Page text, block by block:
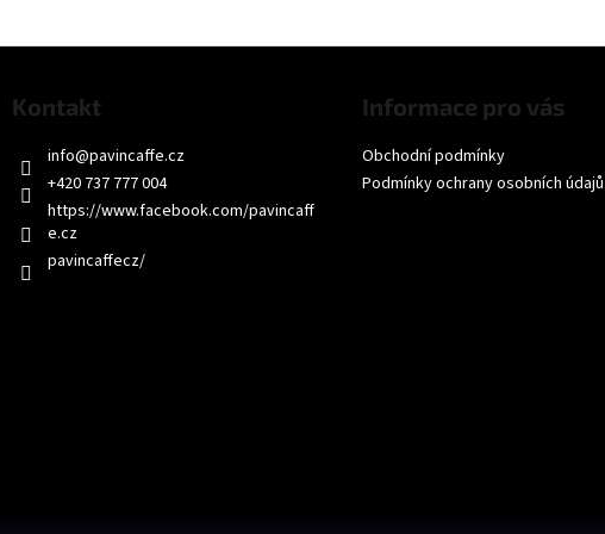
Kontakt
info@pavincaffe.cz
+420 737 777 004
https://www.facebook.com/pavincaff
e.cz
pavincaffecz/
Informace pro vás
Obchodní podmínky
Podmínky ochrany osobních údajů